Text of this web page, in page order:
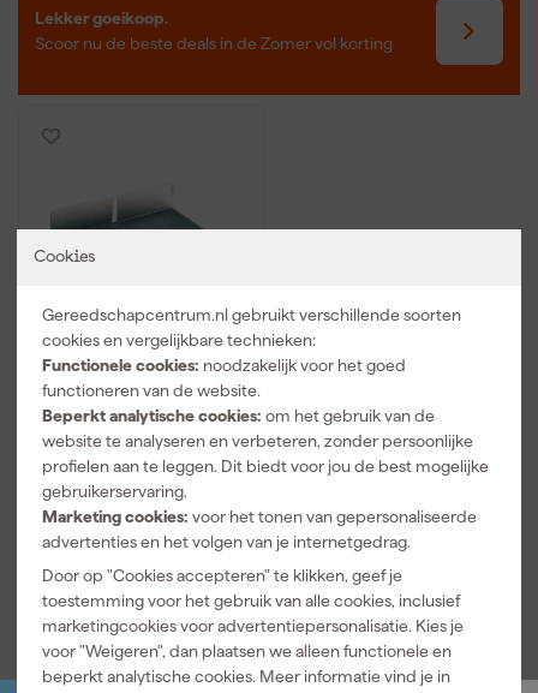
Cookies
Gereedschapcentrum.nl gebruikt verschillende soorten
cookies en vergelijkbare technieken:
Functionele cookies: noodzakelijk voor het goed
functioneren van de website.
Beperkt analytische cookies: om het gebruik van de
website te analyseren en verbeteren, zonder persoonlijke
profielen aan te leggen. Dit biedt voor jou de best mogelijke
gebruikerservaring.
Marketing cookies: voor het tonen van gepersonaliseerde
advertenties en het volgen van je internetgedrag.
Door op "Cookies accepteren" te klikken, geef je
toestemming voor het gebruik van alle cookies, inclusief
marketingcookies voor advertentiepersonalisatie. Kies je
voor "Weigeren", dan plaatsen we alleen functionele en
beperkt analytische cookies. Meer informatie vind je in
Lekker goeikoop.
Scoor nu de beste deals in de Zomer vol korting
Het
Melkmeisjemm390230
Voegbord - RVS - 280 x
190mm
Morgen bezorgd
Adviesprijs 51,00
29
Vergelijk